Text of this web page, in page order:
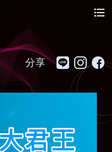
分享